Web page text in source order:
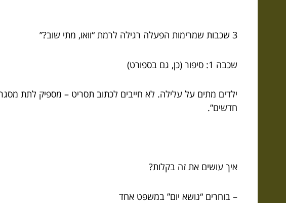
3 שכבות שמרימות הפעלה רגילה לרמת “וואו, מתי שוב?”
שכבה 1: סיפור (כן, גם בספורט)
ילדים מתים על עלילה. לא חייבים לכתוב תסריט – מספיק לתת
חדשים”.
איך עושים את זה בקלות?
– בוחרים “נושא יום” במשפט אחד